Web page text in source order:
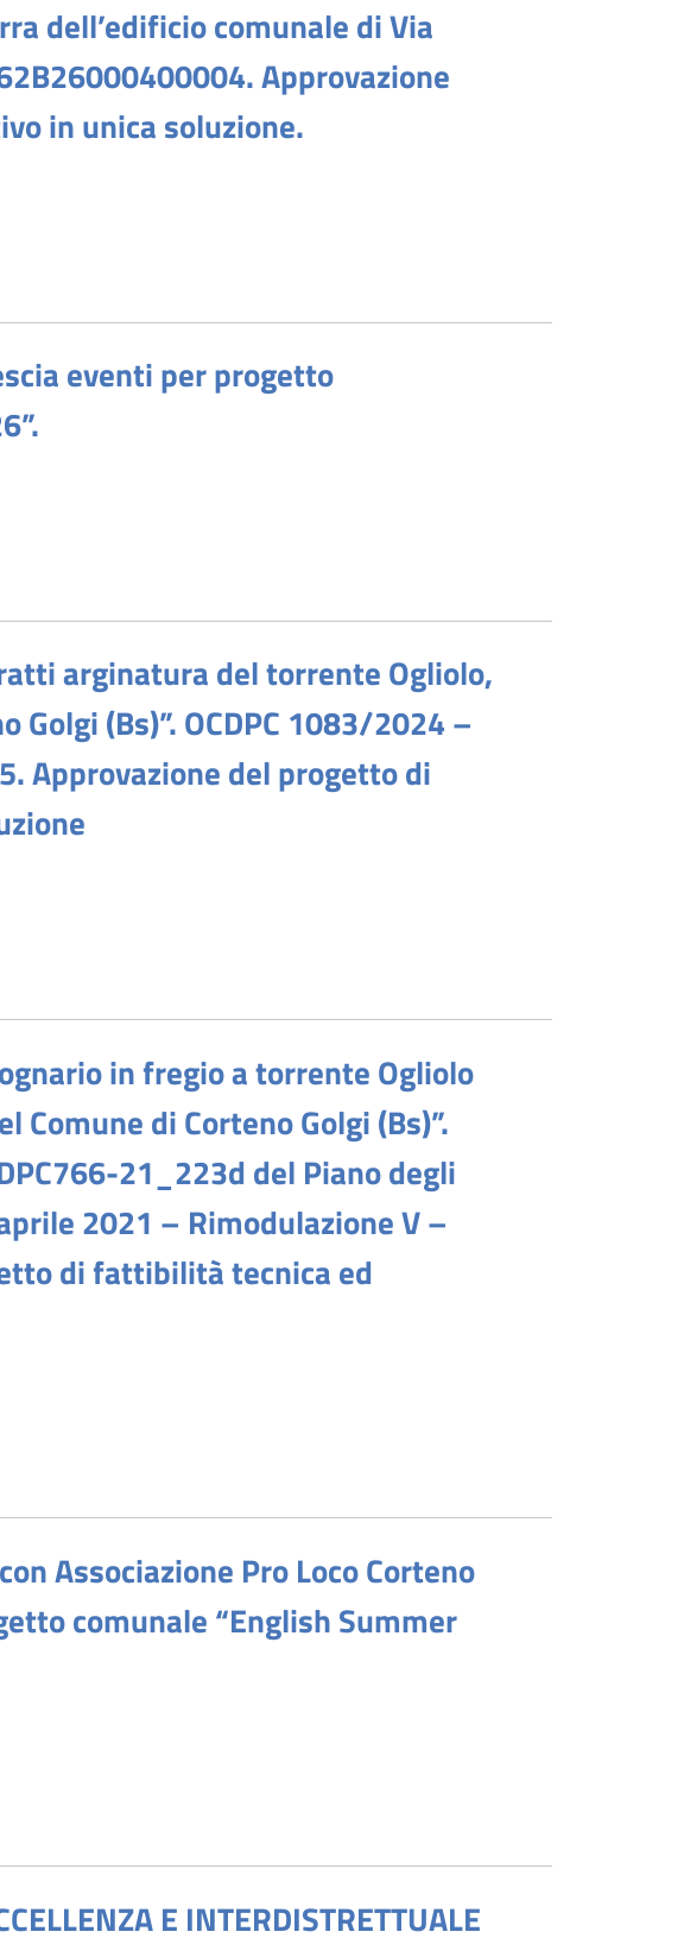
dell’edificio comunale di Via
Approvazione
in unica soluzione.
eventi per progetto
arginatura del torrente Ogliolo,
(Bs)”. OCDPC 1083/2024 –
Approvazione del progetto di
in fregio a torrente Ogliolo
di Corteno Golgi (Bs)”.
21_223d del Piano degli
2021 – Rimodulazione V –
di fattibilità tecnica ed
Associazione Pro Loco Corteno
comunale “English Summer
E INTERDISTRETTUALE